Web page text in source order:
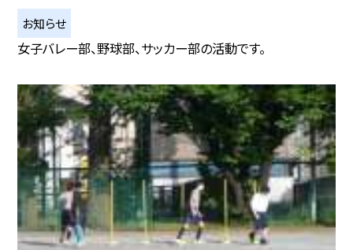
お知らせ
女子バレー部、野球部、サッカー部の活動です。